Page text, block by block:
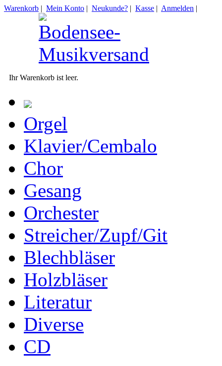
Warenkorb | Mein Konto | Neukunde? | Kasse | Anmelden |
Ihr Warenkorb ist leer.
Orgel
Klavier/Cembalo
Chor
Gesang
Orchester
Streicher/Zupf/Git
Blechbläser
Holzbläser
Literatur
Diverse
CD